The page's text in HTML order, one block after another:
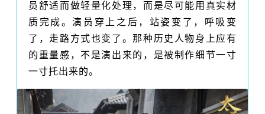
员舒适而做轻量化处理，而是尽可能用真实材
质完成。演员穿上之后，站姿变了，呼吸变
了，走路方式也变了。那种历史人物身上应有
的重量感，不是演出来的，是被制作细节一寸
一寸托出来的。